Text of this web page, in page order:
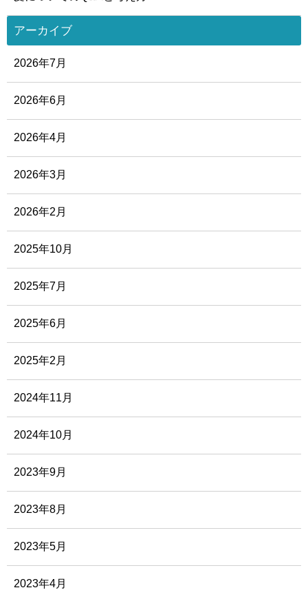
アーカイブ
2026年7月
2026年6月
2026年4月
2026年3月
2026年2月
2025年10月
2025年7月
2025年6月
2025年2月
2024年11月
2024年10月
2023年9月
2023年8月
2023年5月
2023年4月